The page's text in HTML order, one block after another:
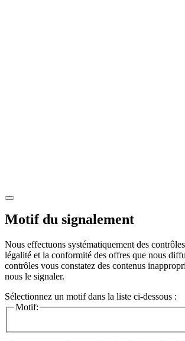
Motif du signalement
Nous effectuons systématiquement des
légalité et la conformité des offres que nous
contrôles vous constatez des contenus
nous le signaler.
Sélectionnez un motif dans la liste ci-dessous :
Motif: